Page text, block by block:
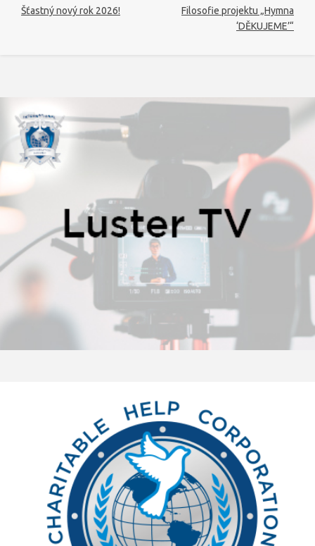
Šťastný nový rok 2026!
Filosofie projektu „Hymna
‘DĚKUJEME’“